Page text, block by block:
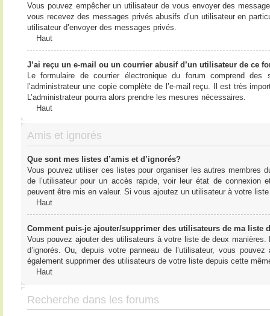
Vous pouvez empêcher un utilisateur de vous envoyer des
vous recevez des messages privés abusifs d’un utilisateur en
utilisateur d’envoyer des messages privés.
Haut
J’ai reçu un e-mail ou un courrier abusif d’un utilisateur de ce
Le formulaire de courrier électronique du forum comprend
l’administrateur une copie complète de l’e-mail reçu. Il est très
L’administrateur pourra alors prendre les mesures nécessaires.
Haut
Amis et ignorés
Que sont mes listes d’amis et d’ignorés?
Vous pouvez utiliser ces listes pour organiser les autres membres
de l’utilisateur pour un accès rapide, voir leur état de connexion
peuvent être mis en valeur. Si vous ajoutez un utilisateur à votre
Haut
Comment puis-je ajouter/supprimer des utilisateurs de ma liste
Vous pouvez ajouter des utilisateurs à votre liste de deux
d’ignorés. Ou, depuis votre panneau de l’utilisateur, vous
également supprimer des utilisateurs de votre liste depuis cette
Haut
Recherche dans les forums